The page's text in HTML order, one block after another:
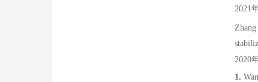
2021
2020
1.